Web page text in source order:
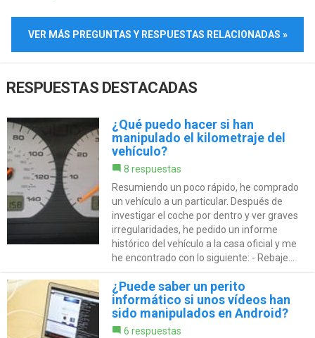
VER MÁS PREGUNTAS Y RESPUESTAS RELACIONADAS »
RESPUESTAS DESTACADAS
¿Qué puedo hacer si han
manipulado el kilometraje del
vehículo?
8 respuestas
Resumiendo un poco rápido, he comprado
un vehículo a un particular. Después de
investigar el coche por dentro y ver graves
irregularidades, he pedido un informe
histórico del vehículo a la casa oficial y me
he encontrado con lo siguiente: - Rebaje...
¿Puede saber un perito
informático si unos vídeos han
sido manipulados en Android?
6 respuestas